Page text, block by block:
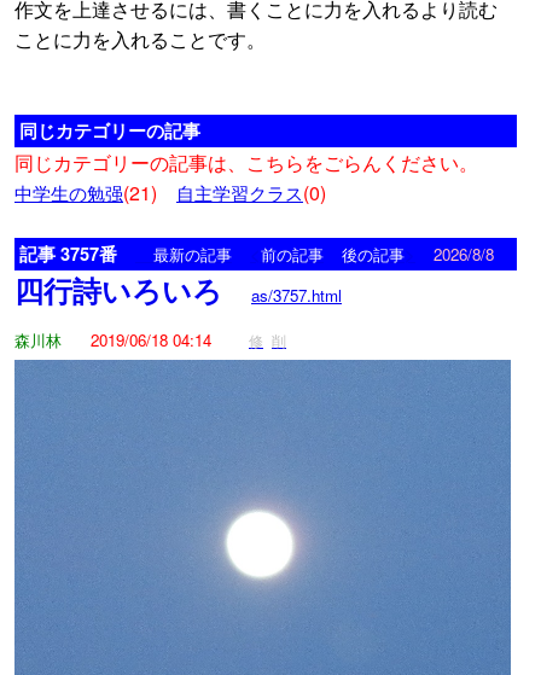
作文を上達させるには、書くことに力を入れるより読む
ことに力を入れることです。
同じカテゴリーの記事
同じカテゴリーの記事は、こちらをごらんください。
中学生の勉强(21) 自主学習クラス(0)
記事 3757番 最新の記事 前の記事 後の記事 2026/8/8
四行詩いろいろ
as/3757.html
森川林
2019/06/18 04:14 修 削